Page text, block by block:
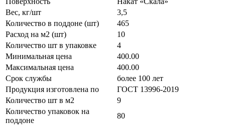
Вес, кг/шт
3,5
Количество в поддоне (шт)
465
Расход на м2 (шт)
10
Количество шт в упаковке
4
Минимальная цена
400.00
Максимальная цена
400.00
Срок службы
более 100 лет
Продукция изготовлена по
ГОСТ 13996-2019
Количество шт в м2
9
Количество упаковок на
поддоне
80